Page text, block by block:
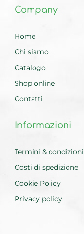
Company
Home
Chi siamo
Catalogo
Shop online
Contatti
Informazioni
Termini & condizioni
Costi di spedizione
Cookie Policy
Privacy policy